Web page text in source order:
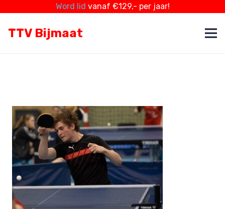
Word lid vanaf €129,- per jaar!
TTV Bijmaat